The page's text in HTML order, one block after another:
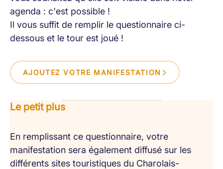
agenda : c'est possible !
Il vous suffit de remplir le questionnaire ci-
dessous et le tour est joué !
AJOUTEZ VOTRE MANIFESTATION
Le petit plus
En remplissant ce questionnaire, votre
manifestation sera également diffusé sur les
différents sites touristiques du Charolais-